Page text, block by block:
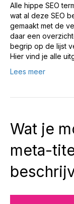
Alle hippe SEO
wat al deze SEO
gemaakt met de
daar een
begrip op de lijst
Hier vind je alle
Lees meer
Wat je
meta-